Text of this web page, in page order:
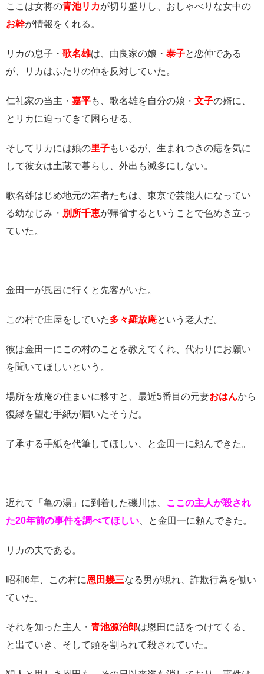
ここは女将の青池リカが切り盛りし、おしゃべりな女中の
お幹が情報をくれる。
リカの息子・ 歌名雄は、由良家の娘・ 泰子と恋仲である
が、リカはふたりの仲を反対していた。
仁礼家の当主・ 嘉平も、歌名雄を自分の娘・ 文子の婿に、
とリカに迫ってきて困らせる。
そしてリカには娘の里子もいるが、生まれつきの痣を気に
して彼女は土蔵で暮らし、外出も滅多にしない。
歌名雄はじめ地元の若者たちは、東京で芸能人になってい
る幼なじみ・ 別所千恵が帰省するということで色めき立っ
ていた。
金田一が風呂に行くと先客がいた。
この村で庄屋をしていた多々羅放庵という老人だ。
彼は金田一にこの村のことを教えてくれ、代わりにお願い
を聞いてほしいという。
場所を放庵の住まいに移すと、最近5番目の元妻おはんから
復縁を望む手紙が届いたそうだ。
了承する手紙を代筆してほしい、と金田一に頼んできた。
遅れて「亀の湯」に到着した磯川は、 ここの主人が殺され
た20年前の事件を調べてほしい 、と金田一に頼んできた。
リカの夫である。
昭和6年、この村に恩田幾三なる男が現れ、詐欺行為を働い
ていた。
それを知った主人・ 青池源治郎は恩田に話をつけてくる、
と出ていき、そして頭を割られて殺されていた。